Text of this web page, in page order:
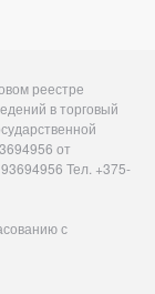
реестре
в торговый
от
Тел. +375-
с